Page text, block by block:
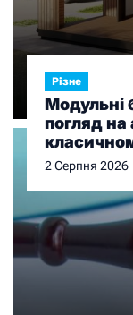
Різне
Модульні
погляд на
2 Серпня 2026